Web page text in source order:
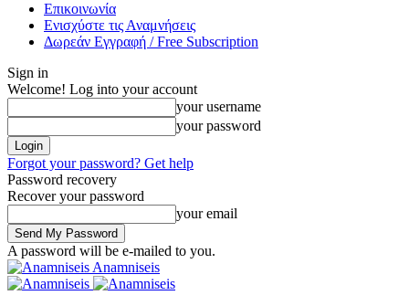
Επικοινωνία
Ενισχύστε τις Αναμνήσεις
Δωρεάν Εγγραφή / Free Subscription
Sign in
Welcome! Log into your account
your username
your password
Forgot your password? Get help
Password recovery
Recover your password
your email
A password will be e-mailed to you.
Anamniseis